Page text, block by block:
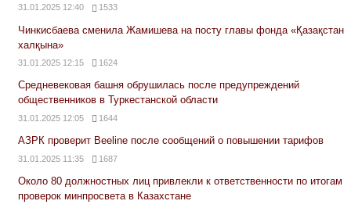
31.01.2025 12:40 1533
Чинкисбаева сменила Жамишева на посту главы фонда «Қазақстан
халқына»
31.01.2025 12:15 1624
Средневековая башня обрушилась после предупреждений
общественников в Туркестанской области
31.01.2025 12:05 1644
АЗРК проверит Beeline после сообщений о повышении тарифов
31.01.2025 11:35 1687
Около 80 должностных лиц привлекли к ответственности по итогам
проверок минпросвета в Казахстане